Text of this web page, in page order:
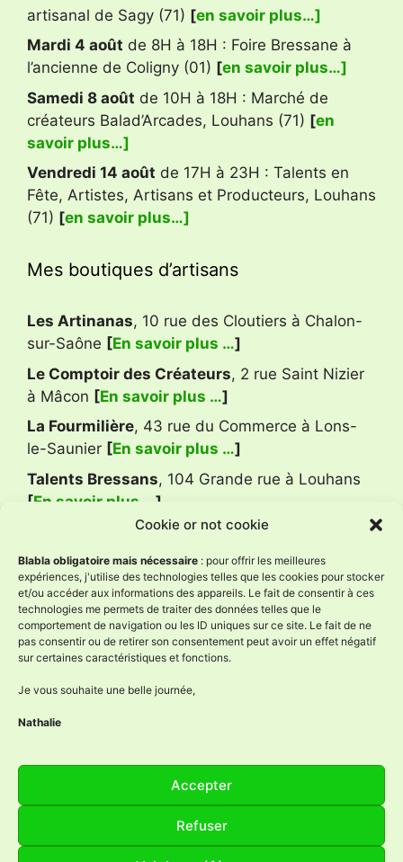
Cookie or not cookie
Blabla obligatoire mais nécessaire : pour offrir les meilleures
expériences, j'utilise des technologies telles que les cookies pour stocker
et/ou accéder aux informations des appareils. Le fait de consentir à ces
technologies me permets de traiter des données telles que le
comportement de navigation ou les ID uniques sur ce site. Le fait de ne
pas consentir ou de retirer son consentement peut avoir un effet négatif
sur certaines caractéristiques et fonctions.
Je vous souhaite une belle journée,
Nathalie
Accepter
Refuser
artisanal de Sagy (71) [en savoir plus…]
Mardi 4 août de 8H à 18H : Foire Bressane à
l’ancienne de Coligny (01) [en savoir plus…]
Samedi 8 août de 10H à 18H : Marché de
créateurs Balad’Arcades, Louhans (71) [en
savoir plus…]
Vendredi 14 août de 17H à 23H : Talents en
Fête, Artistes, Artisans et Producteurs, Louhans
(71) [en savoir plus…]
Mes boutiques d’artisans
Les Artinanas, 10 rue des Cloutiers à Chalon-
sur-Saône [En savoir plus …]
Le Comptoir des Créateurs, 2 rue Saint Nizier
à Mâcon [En savoir plus …]
La Fourmilière, 43 rue du Commerce à Lons-
le-Saunier [En savoir plus …]
Talents Bressans, 104 Grande rue à Louhans
[En savoir plus … ]
Avis Google
L'Âne à Nath
4.9
Basé sur 59 avis
powered byG oogle
évaluez-nous sur
Facebook
Instagram
YouTubeLinkedIn